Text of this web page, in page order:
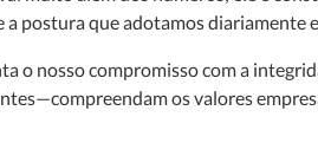
postura que adotamos diariamente
o nosso compromisso com a
os valores